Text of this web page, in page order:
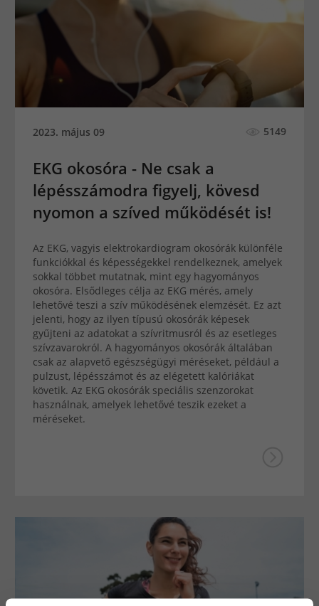
2023. május 09 5149
EKG okosóra - Ne csak a
lépésszámodra figyelj, kövesd
nyomon a szíved működését is!
Az EKG, vagyis elektrokardiogram okosórák különféle
funkciókkal és képességekkel rendelkeznek, amelyek
sokkal többet mutatnak, mint egy hagyományos
okosóra. Elsődleges célja az EKG mérés, amely
lehetővé teszi a szív működésének elemzését. Ez azt
jelenti, hogy az ilyen típusú okosórák képesek
gyűjteni az adatokat a szívritmusról és az esetleges
szívzavarokról. A hagyományos okosórák általában
csak az alapvető egészségügyi méréseket, például a
pulzust, lépésszámot és az elégetett kalóriákat
követik. Az EKG okosórák speciális szenzorokat
használnak, amelyek lehetővé teszik ezeket a
méréseket.